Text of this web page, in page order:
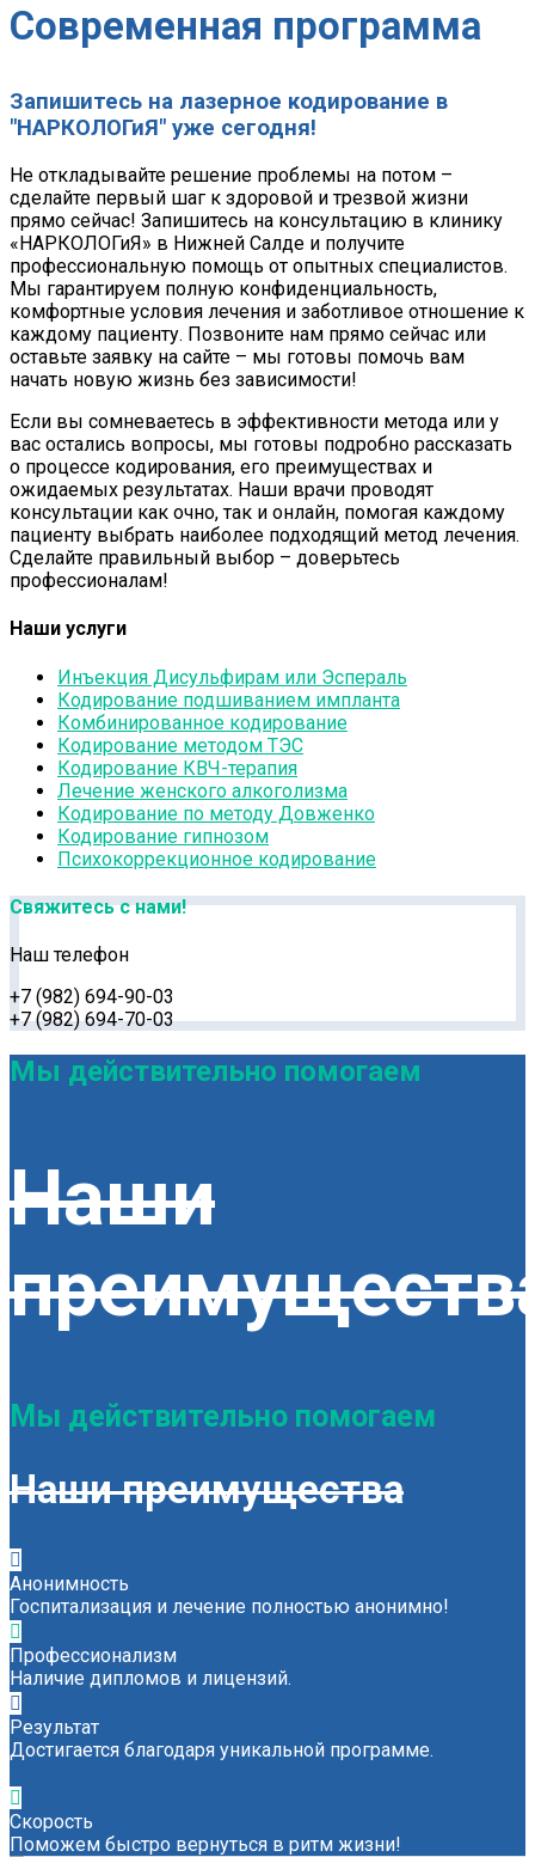
Современная программа
Запишитесь на лазерное кодирование в
"НАРКОЛОГиЯ" уже сегодня!
Не откладывайте решение проблемы на потом –
сделайте первый шаг к здоровой и трезвой жизни
прямо сейчас! Запишитесь на консультацию в клинику
«НАРКОЛОГиЯ» в Нижней Салде и получите
профессиональную помощь от опытных специалистов.
Мы гарантируем полную конфиденциальность,
комфортные условия лечения и заботливое отношение к
каждому пациенту. Позвоните нам прямо сейчас или
оставьте заявку на сайте – мы готовы помочь вам
начать новую жизнь без зависимости!
Если вы сомневаетесь в эффективности метода или у
вас остались вопросы, мы готовы подробно рассказать
о процессе кодирования, его преимуществах и
ожидаемых результатах. Наши врачи проводят
консультации как очно, так и онлайн, помогая каждому
пациенту выбрать наиболее подходящий метод лечения.
Сделайте правильный выбор – доверьтесь
профессионалам!
Наши услуги
Инъекция Дисульфирам или Эспераль
Кодирование подшиванием импланта
Комбинированное кодирование
Кодирование методом ТЭС
Кодирование КВЧ-терапия
Лечение женского алкоголизма
Кодирование по методу Довженко
Кодирование гипнозом
Психокоррекционное кодирование
Свяжитесь с нами!
Наш телефон
+7 (982) 694-90-03
+7 (982) 694-70-03
Мы действительно помогаем
Наши
Мы действительно помогаем
Наши преимущества
Анонимность
Госпитализация и лечение полностью анонимно!
Профессионализм
Наличие дипломов и лицензий.
Результат
Достигается благодаря уникальной программе.
Скорость
Поможем быстро вернуться в ритм жизни!